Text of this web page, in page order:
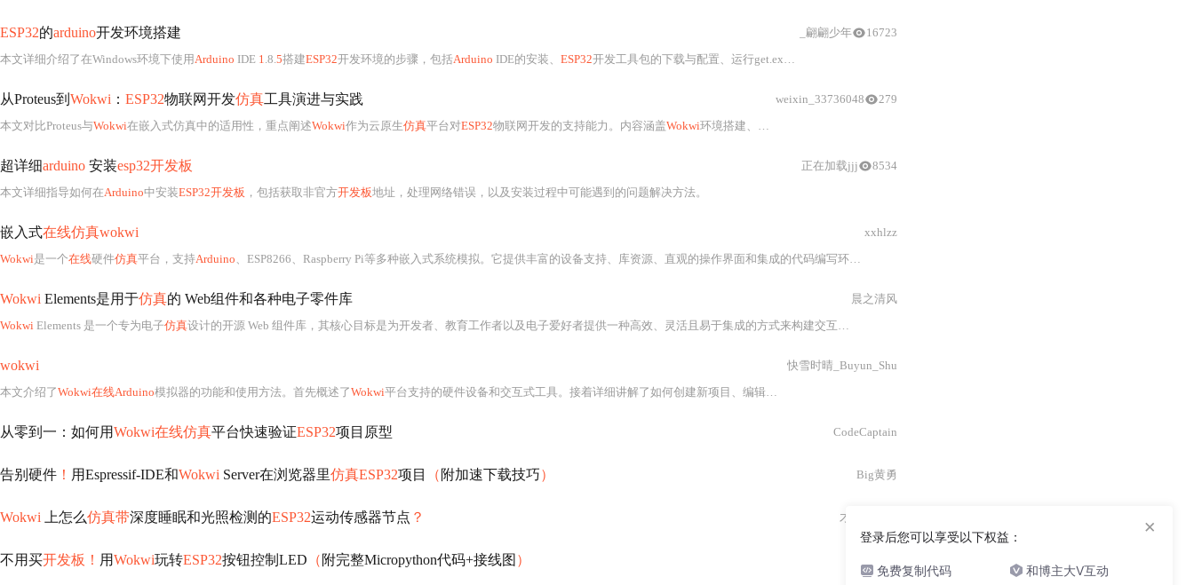
ESP32的arduino开发环境搭建
本文详细介绍了在Windows环境下使用Arduino IDE 1.8.5搭建ESP32开发环境的步骤，包括Arduino IDE的安装、 ESP32开发工具包的下载与配置、运行get.exe程序以及在
_翩翩少年 16723
从Proteus到 Wokwi ： ESP32物联网开发仿真工具演进与实践
本文对比Proteus与Wokwi在嵌入式仿真中的适用性，重点阐述Wokwi作为云原生仿真平台对ESP32物联网开发的支持能力。内容涵盖Wokwi环境搭建、ESP-IDF集成、项目创建、Wi-Fi
weixin_33736048 279
超详细arduino 安装esp32开发板
本文详细指导如何在Arduino中安装ESP32开发板 ，包括获取非官方开发板地址，处理网络错误，以及安装过程中可能遇到的问题解决方法。
正在加载jjj 8534
嵌入式在线仿真wokwi
Wokwi是一个在线硬件仿真平台，支持Arduino、ESP8266、Raspberry Pi等多种嵌入式系统模拟。它提供丰富的设备支持、库资源、直观的操作界面和集成的代码编写环境。官方文档和社区资源为初学者和专业人士提供了详尽的教程和实用案例。
xxhlzz
Wokwi Elements是用于仿真的 Web组件和各种电子零件库
Wokwi Elements 是一个专为电子仿真设计的开源 Web 组件库，其核心目标是为开发者、教育工作者以及电子爱好者提供一种高效、灵活且易于集成的方式来构建交互式硬件
晨之清风
wokwi
本文介绍了Wokwi在线Arduino模拟器的功能和使用方法。首先概述了Wokwi平台支持的硬件设备和交互式工具。接着详细讲解了如何创建新项目、编辑代码、设计电路图、运行调试以及自定义组件。最后，列举了一些实用的键盘快捷键，以提高开发效率。
快雪时晴_Buyun_Shu
从零到一：如何用Wokwi在线仿真平台快速验证ESP32项目原型 CodeCaptain
告别硬件 ！ 用Espressif-IDE和Wokwi Server在浏览器里仿真ESP32项目 （ 附加速下载技巧） Big黄勇
Wokwi 上怎么仿真带深度睡眠和光照检测的ESP32运动传感器节点 ？ 才不是知知
不用买开发板！ 用Wokwi玩转ESP32按钮控制LED （ 附完整Micropython代码+接线图 ）
登录后您可以享受以下权益：
免费复制代码 和博主大V互动
×